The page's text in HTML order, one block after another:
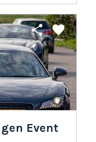
share favorite
Event